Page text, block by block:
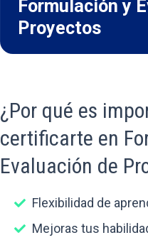
Formulación y
Proyectos
¿Por qué es
certificarte en
Evaluación de
Flexibilidad de
Mejoras tus